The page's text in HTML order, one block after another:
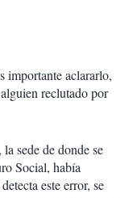
importante aclararlo,
reclutado por
sede de donde se
Social, había
este error, se